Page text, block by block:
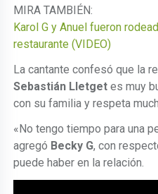
MIRA TAMBIÉN:
Karol G y Anuel fueron
restaurante (VIDEO)
La cantante confesó que la
Sebastián Lletget es muy
con su familia y respeta
«No tengo tiempo para una
agregó Becky G, con
puede haber en la relación.